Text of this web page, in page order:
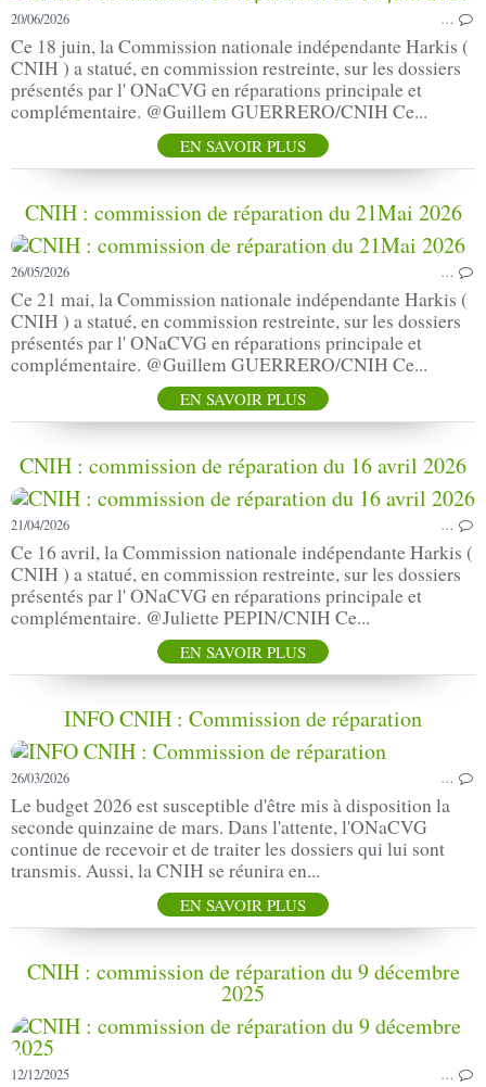
20/06/2026 …
Ce 18 juin, la Commission nationale indépendante Harkis (
CNIH ) a statué, en commission restreinte, sur les dossiers
présentés par l' ONaCVG en réparations principale et
complémentaire. @Guillem GUERRERO/CNIH Ce...
EN SAVOIR PLUS
CNIH : commission de réparation du 21Mai 2026
26/05/2026 …
Ce 21 mai, la Commission nationale indépendante Harkis (
CNIH ) a statué, en commission restreinte, sur les dossiers
présentés par l' ONaCVG en réparations principale et
complémentaire. @Guillem GUERRERO/CNIH Ce...
EN SAVOIR PLUS
CNIH : commission de réparation du 16 avril 2026
21/04/2026 …
Ce 16 avril, la Commission nationale indépendante Harkis (
CNIH ) a statué, en commission restreinte, sur les dossiers
présentés par l' ONaCVG en réparations principale et
complémentaire. @Juliette PEPIN/CNIH Ce...
EN SAVOIR PLUS
INFO CNIH : Commission de réparation
26/03/2026 …
Le budget 2026 est susceptible d'être mis à disposition la
seconde quinzaine de mars. Dans l'attente, l'ONaCVG
continue de recevoir et de traiter les dossiers qui lui sont
transmis. Aussi, la CNIH se réunira en...
EN SAVOIR PLUS
CNIH : commission de réparation du 9 décembre
2025
12/12/2025 …